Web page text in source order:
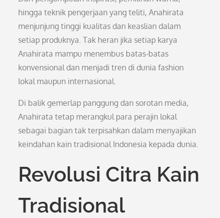
hingga teknik pengerjaan yang teliti, Anahirata
menjunjung tinggi kualitas dan keaslian dalam
setiap produknya. Tak heran jika setiap karya
Anahirata mampu menembus batas-batas
konvensional dan menjadi tren di dunia fashion
lokal maupun internasional.
Di balik gemerlap panggung dan sorotan media,
Anahirata tetap merangkul para perajin lokal
sebagai bagian tak terpisahkan dalam menyajikan
keindahan kain tradisional Indonesia kepada dunia.
Revolusi Citra Kain
Tradisional